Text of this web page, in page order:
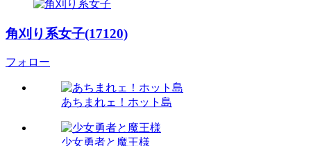
角刈り系女子(17120)
フォロー
あちまれェ！ホット島
少女勇者と魔王様